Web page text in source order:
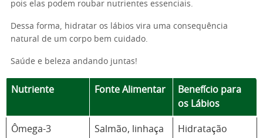
pois elas podem roubar nutrientes essenciais.
Dessa forma, hidratar os lábios vira uma consequência
natural de um corpo bem cuidado.
Saúde e beleza andando juntas!
Nutriente Fonte Alimentar
Benefício para
os Lábios
Ômega-3 Salmão, linhaça
Hidratação